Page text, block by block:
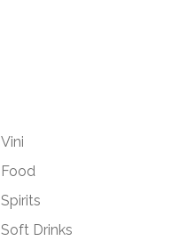
Vini
Food
Spirits
Soft Drinks